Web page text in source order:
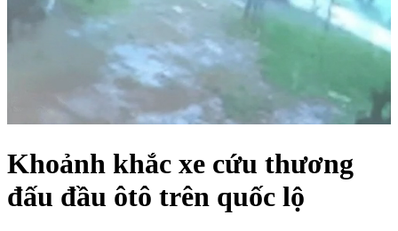
Khoảnh khắc xe cứu thương
đấu đầu ôtô trên quốc lộ